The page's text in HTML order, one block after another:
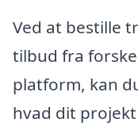
Ved at bestille
tilbud fra
platform, kan
hvad dit